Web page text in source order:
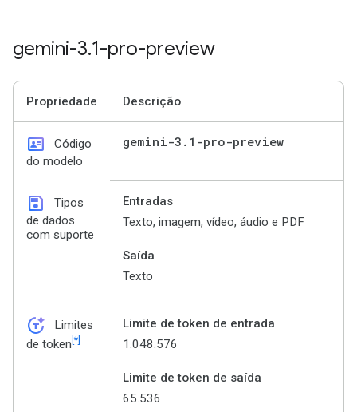
gemini-3.1-pro-preview
Propriedade Descrição
id_card
Código
do modelo
gemini-3 . 1-pro-preview
save
Tipos
de dados
com suporte
Entradas
Texto, imagem, vídeo, áudio e PDF
Saída
Texto
token_auto
Limites
de token [*]
Limite de token de entrada
1.048.576
Limite de token de saída
65.536